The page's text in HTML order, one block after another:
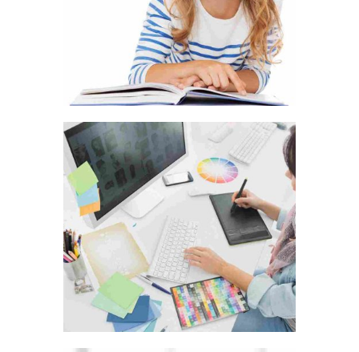
AN ADVENTURE